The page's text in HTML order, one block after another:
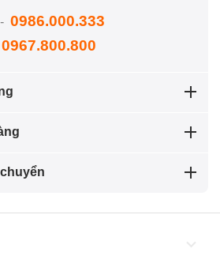
- 0986.000.333
0967.800.800